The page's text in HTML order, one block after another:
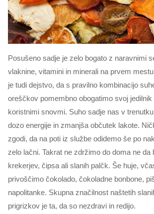
Posušeno sadje je zelo bogato z naravnimi
vlaknine, vitamini in minerali na prvem
je tudi dejstvo, da s pravilno kombinacijo
oreščkov pomembno obogatimo svoj
koristnimi snovmi. Suho sadje nas v
dozo energije in zmanjša občutek lakote.
zgodi, da na poti iz službe odidemo še po
zelo lačni. Takrat ne zdržimo do doma ne da
krekerjev, čipsa ali slanih palčk. Še huje,
privoščimo čokolado, čokoladne bonbone,
napolitanke. Skupna značilnost naštetih
prigrizkov je ta, da so nezdravi in redijo.